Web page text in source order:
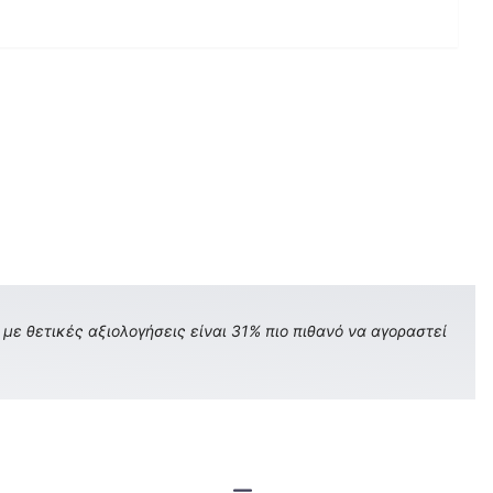
αξιολογήσεις είναι 31% πιο πιθανό να αγοραστεί